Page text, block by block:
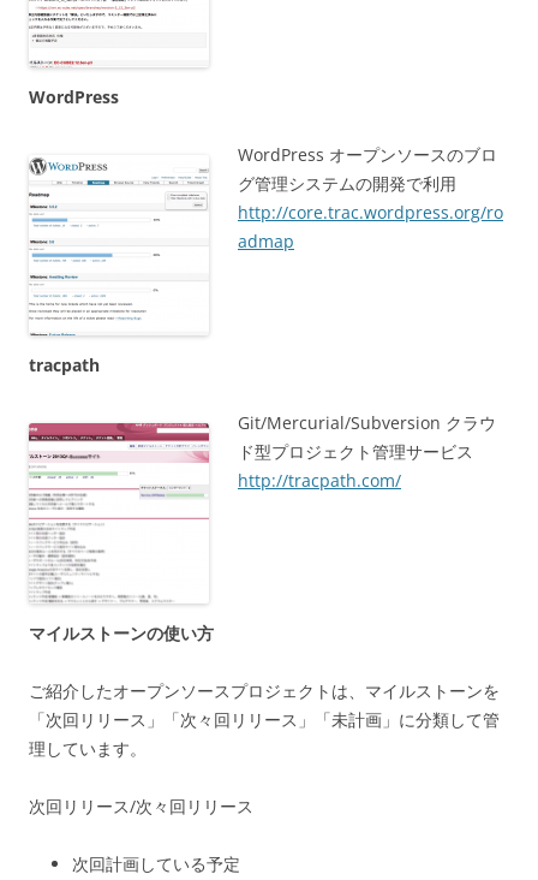
WordPress
WordPress オープンソースのブロ
グ管理システムの開発で利用
http://core.trac.wordpress.org/ro
admap
tracpath
Git/Mercurial/Subversion クラウ
ド型プロジェクト管理サービス
http://tracpath.com/
マイルストーンの使い方
ご紹介したオープンソースプロジェクトは、マイルストーンを
「次回リリース」「次々回リリース」「未計画」に分類して管
理しています。
次回リリース/次々回リリース
次回計画している予定